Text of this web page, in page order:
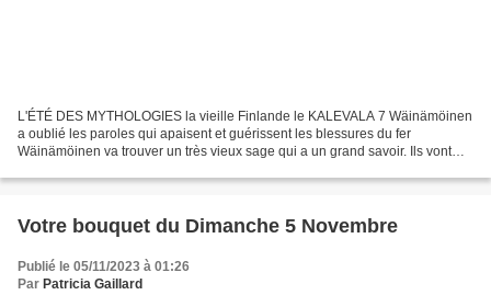
L'ÉTÉ DES MYTHOLOGIES la vieille Finlande le KALEVALA 7 Wäinämöinen
a oublié les paroles qui apaisent et guérissent les blessures du fer
Wäinämöinen va trouver un très vieux sage qui a un grand savoir. Ils vont
Votre bouquet du Dimanche 5 Novembre
Publié le 05/11/2023 à 01:26
Par Patricia Gaillard